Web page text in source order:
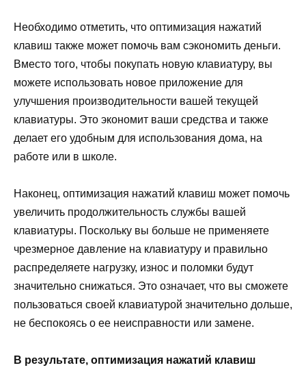
Необходимо отметить, что оптимизация нажатий
клавиш также может помочь вам сэкономить деньги.
Вместо того, чтобы покупать новую клавиатуру, вы
можете использовать новое приложение для
улучшения производительности вашей текущей
клавиатуры. Это экономит ваши средства и также
делает его удобным для использования дома, на
работе или в школе.
Наконец, оптимизация нажатий клавиш может помочь
увеличить продолжительность службы вашей
клавиатуры. Поскольку вы больше не применяете
чрезмерное давление на клавиатуру и правильно
распределяете нагрузку, износ и поломки будут
значительно снижаться. Это означает, что вы сможете
пользоваться своей клавиатурой значительно дольше,
не беспокоясь о ее неисправности или замене.
В результате, оптимизация нажатий клавиш